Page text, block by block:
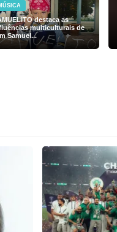
destaca as
multiculturais de
Samuel...